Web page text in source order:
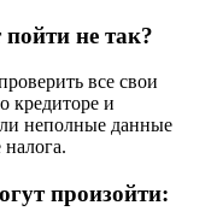
не так?
все свои
кредиторе и
неполные данные
налога.
произойти: